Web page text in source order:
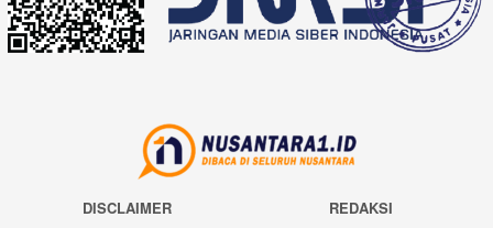
DISCLAIMER
REDAKSI